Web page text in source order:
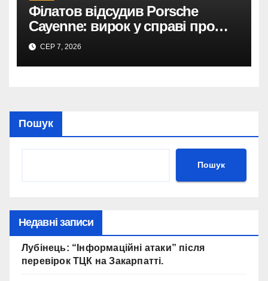
відеоспостереження після
зірваних торгів.
Дніпро: 735 тис. на
відеоспостереження за прямим
Філатов відсудив Porsche
Cayenne: вирок у справі про
фейк.
СЕР 7, 2026
Пошук
Пошук
Недавні записи
Лубінець: “Інформаційні атаки” після
перевірок ТЦК на Закарпатті.